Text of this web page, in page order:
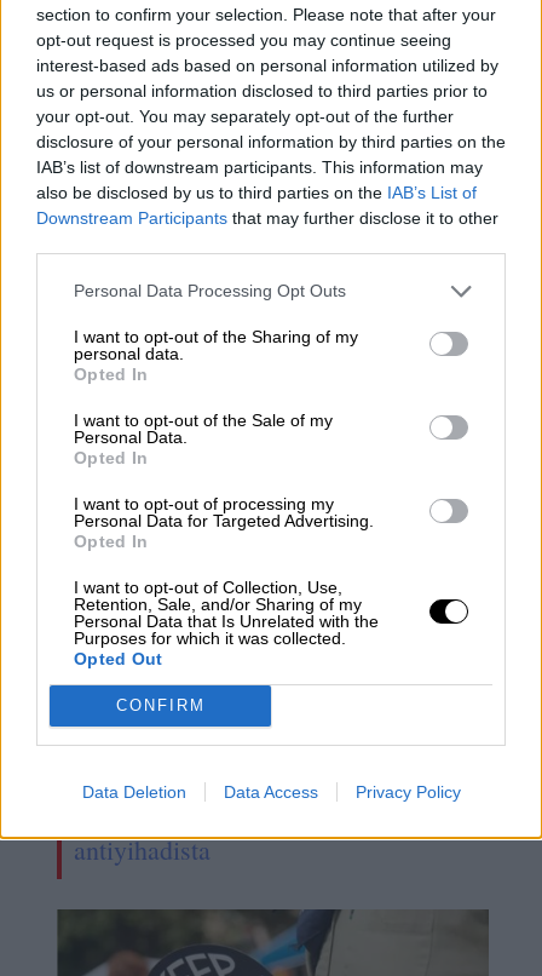
section to confirm your selection. Please note that after your
opt-out request is processed you may continue seeing
interest-based ads based on personal information utilized by
us or personal information disclosed to third parties prior to
your opt-out. You may separately opt-out of the further
disclosure of your personal information by third parties on the
IAB’s list of downstream participants. This information may
also be disclosed by us to third parties on the IAB’s List of
Downstream Participants that may further disclose it to other
Personal Data Processing Opt Outs
I want to opt-out of the Sharing of my
personal data.
Opted In
I want to opt-out of the Sale of my
Personal Data.
Opted In
I want to opt-out of processing my
Personal Data for Targeted Advertising.
Opted In
I want to opt-out of Collection, Use,
Retention, Sale, and/or Sharing of my
Personal Data that Is Unrelated with the
Purposes for which it was collected.
Opted Out
CONFIRM
Data Deletion Data Access Privacy Policy
NOTICIAS RELACIONADAS
Sysoev: "EEUU quiere pasar a
Europa la responsabilidad de
financiar este conflicto"
El enredo chino y el recurso
antiyihadista